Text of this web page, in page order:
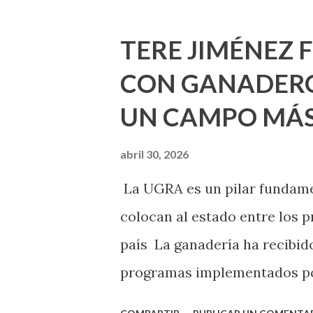
Estado, la Fundación
Montañez informó que en
metros cuadrados de
Jesús F. Elizondo y la calle
Septiembre, en los edificios
Norias de Paso Hondo y en
TERE JIMÉNEZ
CON
UN CAMPO
abril 30, 2026
La UGRA es un pilar
colocan al estado entre los
país La ganadería ha
programas implementados